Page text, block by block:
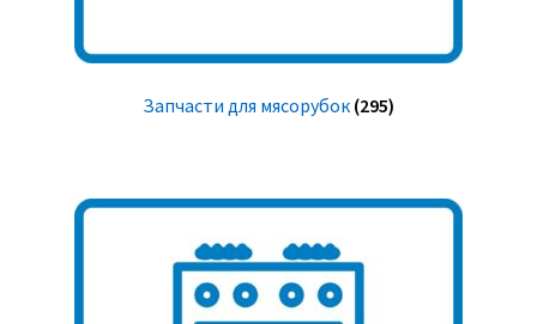
Запчасти для мясорубок (295)